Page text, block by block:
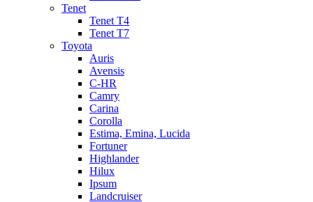
Tenet
Tenet T4
Tenet T7
Toyota
Auris
Avensis
C-HR
Camry
Carina
Corolla
Estima, Emina, Lucida
Fortuner
Highlander
Hilux
Ipsum
Landcruiser